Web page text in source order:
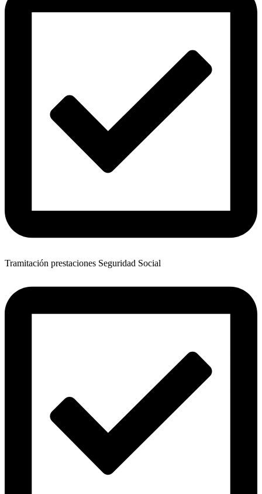
Tramitación prestaciones Seguridad Social